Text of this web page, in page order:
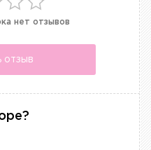
нет отзывов
отзыв